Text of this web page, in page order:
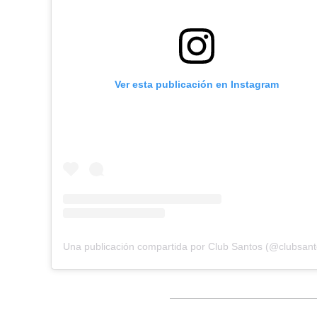
Ver esta publicación en Instagram
Una publicación compartida por Club Santos